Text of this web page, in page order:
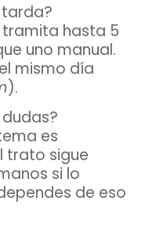
tramita hasta 5
uno manual.
mismo día
).
es
trato sigue
si lo
de eso